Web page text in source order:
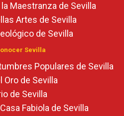
Maestranza de Sevilla
Artes de Sevilla
de Sevilla
Sevilla
Populares de Sevilla
Oro de Sevilla
de Sevilla
Fabiola de Sevilla